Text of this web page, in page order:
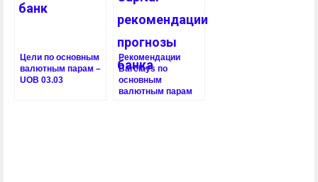
Цели по основным
валютным парам –
UOB 03.03
Рекомендации
Barclays по
основным
валютным парам